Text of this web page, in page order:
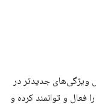
جدیدتر در
Chrome کرده است که توسعه‌دهندگان PWA را فعال و توانمند کرده و